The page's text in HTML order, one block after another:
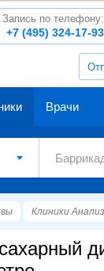
+7 (495) 324-17-93
Запись по телефону:
Врачи
Клиники